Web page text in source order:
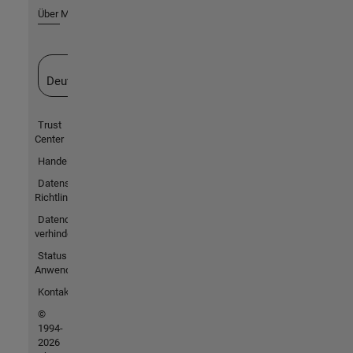
Über MathWorks
Deutschland
Trust
Center
Handelsmarken
Datenschutz-
Richtlinien
Datendiebstahl
verhindern
Status von
Anwendungen
Kontakt
©
1994-
2026